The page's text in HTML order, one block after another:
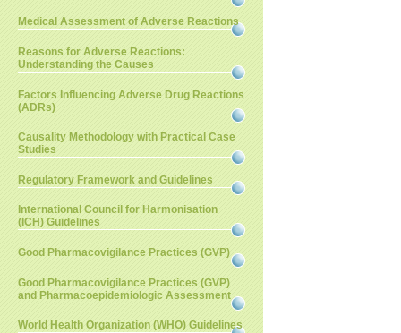
Medical Assessment of Adverse Reactions
Reasons for Adverse Reactions:
Understanding the Causes
Factors Influencing Adverse Drug Reactions
(ADRs)
Causality Methodology with Practical Case
Studies
Regulatory Framework and Guidelines
International Council for Harmonisation
(ICH) Guidelines
Good Pharmacovigilance Practices (GVP)
Good Pharmacovigilance Practices (GVP)
and Pharmacoepidemiologic Assessment
World Health Organization (WHO) Guidelines